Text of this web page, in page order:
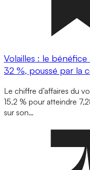
Volailles : le
32 %, poussé par la
Le chiffre d’affaires du
15,2 % pour atteindre
sur son…